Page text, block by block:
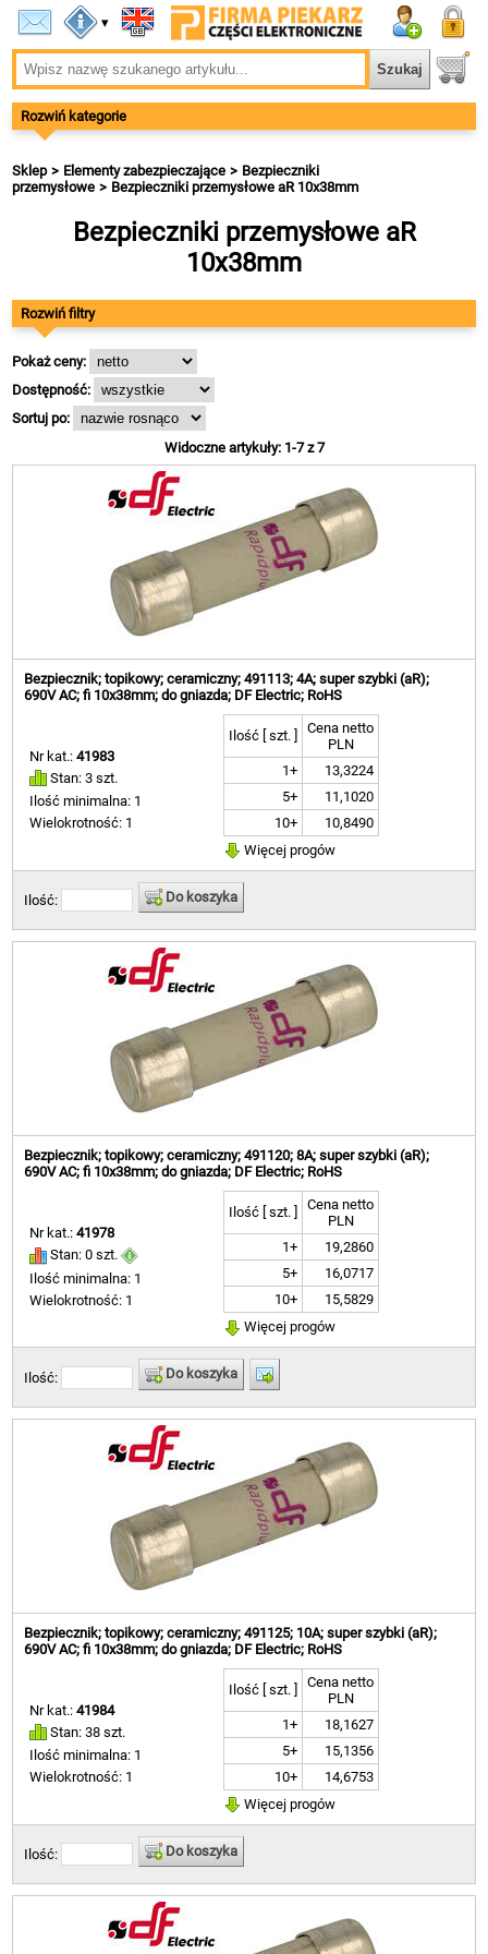
▾
Rozwiń kategorie
Sklep Elementy zabezpieczające
Bezpieczniki
przemysłowe
Bezpieczniki przemysłowe aR 10x38mm
Bezpieczniki przemysłowe aR
10x38mm
Rozwiń filtry
Pokaż ceny:
Dostępność:
Sortuj po:
Widoczne artykuły: 1-7 z 7
Bezpiecznik; topikowy; ceramiczny; 491113; 4A; super szybki (aR);
690V AC; fi 10x38mm; do gniazda; DF Electric; RoHS
Nr kat.:41983
Stan: 3 szt.
Ilość minimalna: 1
Wielokrotność: 1
Ilość [ szt. ]
Cena netto
PLN
1+
13,3224
5+
11,1020
10+
10,8490
Więcej progów
Ilość: Do koszyka
Bezpiecznik; topikowy; ceramiczny; 491120; 8A; super szybki (aR);
690V AC; fi 10x38mm; do gniazda; DF Electric; RoHS
Nr kat.:41978
Stan: 0 szt.
Ilość minimalna: 1
Wielokrotność: 1
Ilość [ szt. ]
Cena netto
PLN
1+
19,2860
5+
16,0717
10+
15,5829
Więcej progów
Ilość: Do koszyka
Bezpiecznik; topikowy; ceramiczny; 491125; 10A; super szybki (aR);
690V AC; fi 10x38mm; do gniazda; DF Electric; RoHS
Nr kat.:41984
Stan: 38 szt.
Ilość minimalna: 1
Wielokrotność: 1
Ilość [ szt. ]
Cena netto
PLN
1+
18,1627
5+
15,1356
10+
14,6753
Więcej progów
Ilość: Do koszyka